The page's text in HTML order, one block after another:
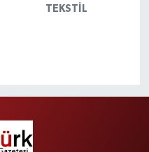
TEKSTIL